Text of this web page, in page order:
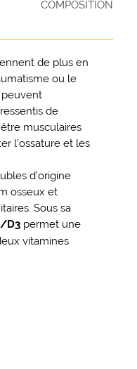
COMPOSITION
de plus en
ou le
peuvent
de
musculaires
l’ossature et les
d’origine
osseux et
Sous sa
D3permet une
vitamines